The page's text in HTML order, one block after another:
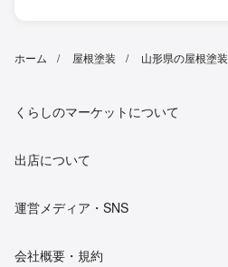
ホーム 屋根塗装 山形県の屋根塗装
くらしのマーケットについて
出店について
運営メディア・SNS
会社概要・規約